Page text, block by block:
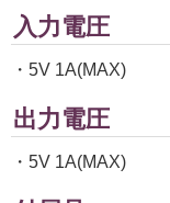
入力電圧
・5V 1A(MAX)
出力電圧
・5V 1A(MAX)